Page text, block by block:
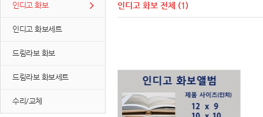
인디고 화보
인디고 화보세트
드림라보 화보
드림라보 화보세트
수리/교체
인디고 화보 전체 (1)